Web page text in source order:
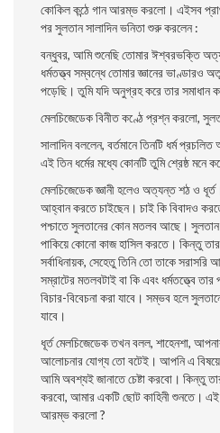
কোকিল কন্ঠে গান আরম্ভ করলাে। এইসব
পর সুলতান সালাদিন ভনিতা শুরু করলেন :
বন্ধুবর, আমি শুনেছি তােমার ঈশ্বরভক্তি
ধর্মতত্ত্ব সম্বন্ধে তােমার জ্ঞানের
পড়েছি। তুমি যদি অনুগ্রহ করে তার সমাধান
মেলচিজেডেক বিনীত কণ্ঠে প্রশ্ন করলাে,
সালাদিন বললেন, বর্তমানে তিনটি ধর্ম
এই তিন ধর্মের মধ্যে কোনটি তুমি শ্রেষ্ঠ মনে
মেলচিজেডেক জ্ঞানী হলেও অত্যন্ত শঠ ও
আহ্বান করতে চাইছেন। চাই কি বিবাদও
পশ্চাতে সুলতানেরকোন মতলব আছে। সুলতান
পাকিয়ে কোনাে কাজ হাসিল করতে। কিন্তু
সর্বাধিনায়ক, সেহেতু তিনি তাে তাকে
সম্রাটের মতলবটাই বা কি এবং ধর্মতত্ত্বে
বিচার-বিবেচনা করা যাবে। সম্ভব হলে
যাবে।
ধূর্ত মেলচিজেডেক তখন বলল, শাহেনশা,
আলােচনার যােগ্য তাে বটেই। আপনি এ
আমি অবশ্যই জানাতে চেষ্টা করবাে। কিন্তু
করবাে, আমার একটি ছােট কাহিনী শুনতে। এই
আরম্ভ করলো ?